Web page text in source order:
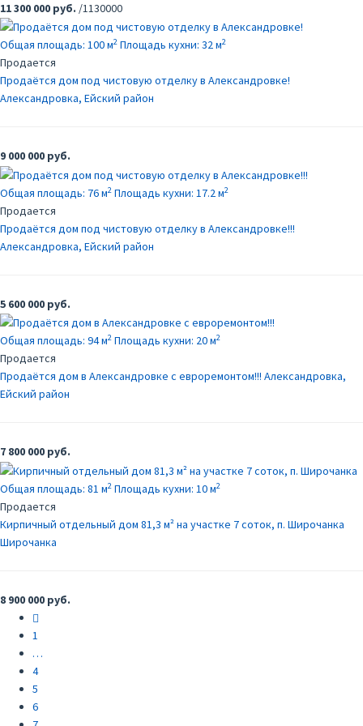
11 300 000 руб. /1130000
Общая площадь: 100 м2 Площадь кухни: 32 м2
Продается
Продаётся дом под чистовую отделку в Александровке!
Александровка, Ейский район
9 000 000 руб.
Общая площадь: 76 м2 Площадь кухни: 17.2 м2
Продается
Продаётся дом под чистовую отделку в Александровке!!!
Александровка, Ейский район
5 600 000 руб.
Общая площадь: 94 м2 Площадь кухни: 20 м2
Продается
Продаётся дом в Александровке с евроремонтом!!! Александровка,
Ейский район
7 800 000 руб.
Общая площадь: 81 м2 Площадь кухни: 10 м2
Продается
Кирпичный отдельный дом 81,3 м² на участке 7 соток, п. Широчанка
Широчанка
8 900 000 руб.
1
…
4
5
6